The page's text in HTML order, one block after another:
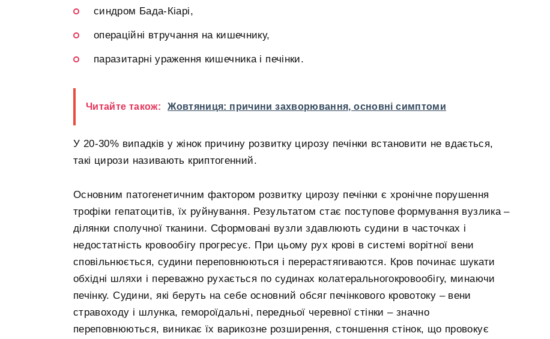
синдром Бада-Кіарі,
операційні втручання на кишечнику,
паразитарні ураження кишечника і печінки.
Читайте також: Жовтяниця: причини захворювання, основні симптоми
У 20-30% випадків у жінок причину розвитку цирозу печінки встановити не вдається,
такі цирози називають криптогенний.
Основним патогенетичним фактором розвитку цирозу печінки є хронічне порушення
трофіки гепатоцитів, їх руйнування. Результатом стає поступове формування вузлика –
ділянки сполучної тканини. Сформовані вузли здавлюють судини в часточках і
недостатність кровообігу прогресує. При цьому рух крові в системі ворітної вени
сповільнюється, судини переповнюються і перерастягиваются. Кров починає шукати
обхідні шляхи і переважно рухається по судинах колатеральногокровообігу, минаючи
печінку. Судини, які беруть на себе основний обсяг печінкового кровотоку – вени
стравоходу і шлунка, гемороїдальні, передньої черевної стінки – значно
переповнюються, виникає їх варикозне розширення, стоншення стінок, що провокує